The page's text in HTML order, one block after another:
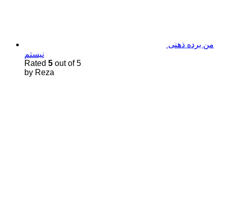
من برده ذهنی
نیستم
Rated 5 out of 5
by Reza